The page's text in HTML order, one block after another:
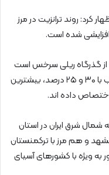
کرد: روند ترانزیت در مرز
شده است.
از گذرگاه ریلی سرخس است
و کشورهای ترکمنستان و ازبکستان به ترتیب با ۳۰ و ۲۵ درصد، بیشترین
داده اند.
شرق ایران در استان
شرق مشهد و هم مرز با ترکمنستان
ویژه با کشورهای آسیای